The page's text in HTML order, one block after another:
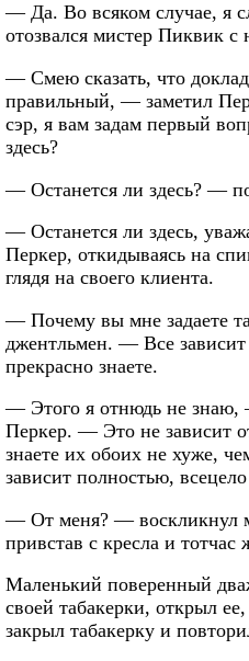
— Да. Во всяком случае, я
отозвался мистер Пиквик
— Смею сказать, что
правильный, — заметил
сэр, я вам задам первый
здесь?
— Останется ли здесь? —
— Останется ли здесь,
Перкер, откидываясь на
глядя на своего клиента.
— Почему вы мне задаете
джентльмен. — Все
прекрасно знаете.
— Этого я отнюдь не знаю,
Перкер. — Это не зависит
знаете их обоих не хуже,
зависит полностью,
— От меня? — воскликнул
привстав с кресла и тотчас
Маленький поверенный
своей табакерки, открыл
закрыл табакерку и